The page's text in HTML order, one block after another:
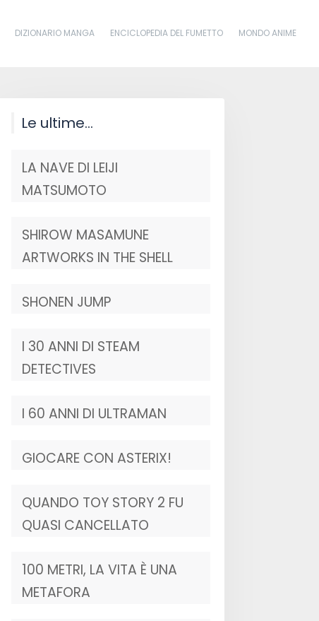
DIZIONARIO MANGA ENCICLOPEDIA DEL FUMETTO MONDO ANIME
Le ultime…
LA NAVE DI LEIJI
MATSUMOTO
SHIROW MASAMUNE
ARTWORKS IN THE SHELL
SHONEN JUMP
I 30 ANNI DI STEAM
DETECTIVES
I 60 ANNI DI ULTRAMAN
GIOCARE CON ASTERIX!
QUANDO TOY STORY 2 FU
QUASI CANCELLATO
100 METRI, LA VITA È UNA
METAFORA